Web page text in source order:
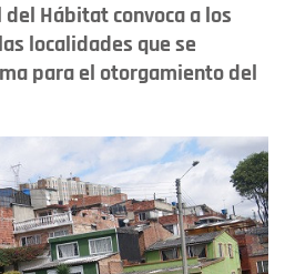
Hábitat convoca a los
localidades que se
para el otorgamiento del